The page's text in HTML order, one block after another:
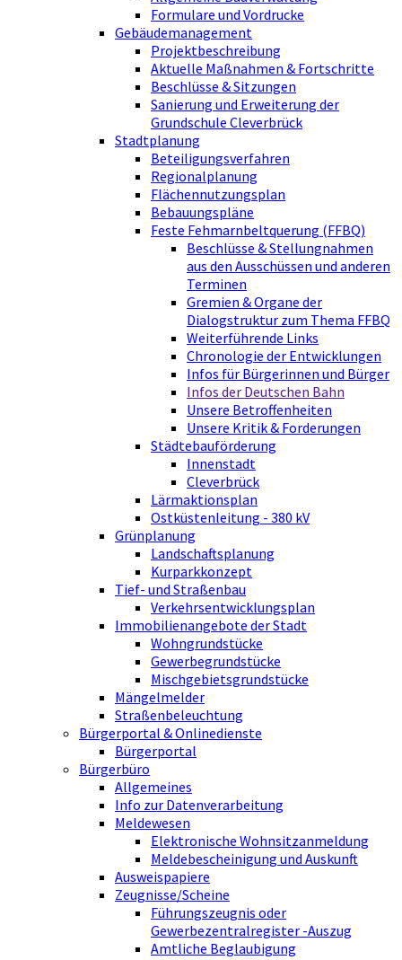
Formulare und Vordrucke
Gebäudemanagement
Projektbeschreibung
Aktuelle Maßnahmen & Fortschritte
Beschlüsse & Sitzungen
Sanierung und Erweiterung der
Grundschule Cleverbrück
Stadtplanung
Beteiligungsverfahren
Regionalplanung
Flächennutzungsplan
Bebauungspläne
Feste Fehmarnbeltquerung (FFBQ)
Beschlüsse & Stellungnahmen
aus den Ausschüssen und anderen
Terminen
Gremien & Organe der
Dialogstruktur zum Thema FFBQ
Weiterführende Links
Chronologie der Entwicklungen
Infos für Bürgerinnen und Bürger
Infos der Deutschen Bahn
Unsere Betroffenheiten
Unsere Kritik & Forderungen
Städtebauförderung
Innenstadt
Cleverbrück
Lärmaktionsplan
Ostküstenleitung - 380 kV
Grünplanung
Landschaftsplanung
Kurparkkonzept
Tief- und Straßenbau
Verkehrsentwicklungsplan
Immobilienangebote der Stadt
Wohngrundstücke
Gewerbegrundstücke
Mischgebietsgrundstücke
Mängelmelder
Straßenbeleuchtung
Bürgerportal & Onlinedienste
Bürgerportal
Bürgerbüro
Allgemeines
Info zur Datenverarbeitung
Meldewesen
Elektronische Wohnsitzanmeldung
Meldebescheinigung und Auskunft
Ausweispapiere
Zeugnisse/Scheine
Führungszeugnis oder
Gewerbezentralregister -Auszug
Amtliche Beglaubigung